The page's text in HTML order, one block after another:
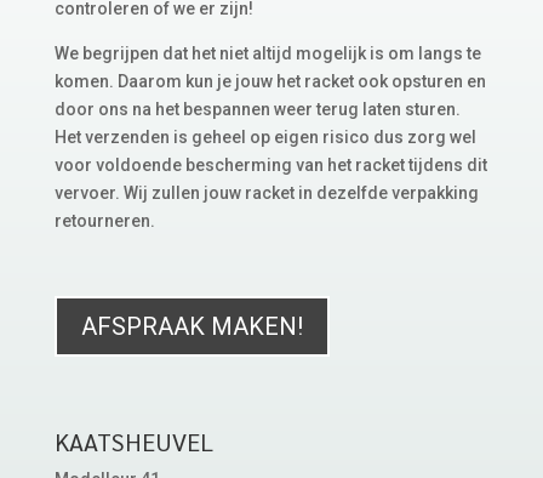
controleren of we er zijn!
We begrijpen dat het niet altijd mogelijk is om langs te
komen. Daarom kun je jouw het racket ook opsturen en
door ons na het bespannen weer terug laten sturen.
Het verzenden is geheel op eigen risico dus zorg wel
voor voldoende bescherming van het racket tijdens dit
vervoer. Wij zullen jouw racket in dezelfde verpakking
retourneren.
AFSPRAAK MAKEN!
KAATSHEUVEL